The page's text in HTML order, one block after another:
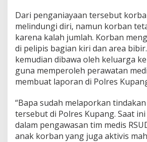
Dari penganiayaan tersebut
melindungi diri, namun korban
karena kalah jumlah. Korban
di pelipis bagian kiri dan area
kemudian dibawa oleh keluarga
guna memperoleh perawatan
membuat laporan di Polres
“Bapa sudah melaporkan
tersebut di Polres Kupang. Saat
dalam pengawasan tim medis
anak korban yang juga aktivis